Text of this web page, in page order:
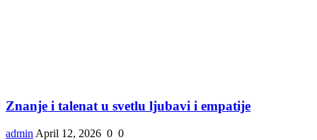
Znanje i talenat u svetlu ljubavi i empatije
admin April 12, 2026 0 0